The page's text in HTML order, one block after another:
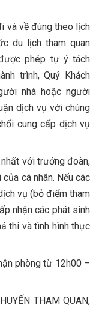
và về đúng theo lịch
du lịch tham quan
phép tự ý tách
trình, Quý Khách
nhà hoặc người
dịch vụ với chúng
cung cấp dịch vụ
với trưởng đoàn,
cá nhân. Nếu các
vụ (bỏ điểm tham
nhận các phát sinh
thi và tình hình thực
phòng từ 12h00 –
THAM QUAN,